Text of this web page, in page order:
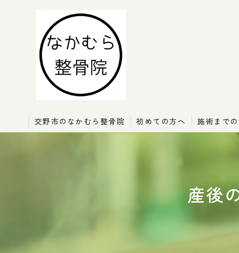
交野市のなかむら整骨院 初めての方へ 施術まで
産後